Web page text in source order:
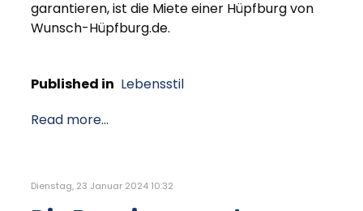
garantieren, ist die Miete einer Hüpfburg von
Wunsch-Hüpfburg.de.
Published in Lebensstil
Read more...
Dienstag, 23 Januar 2024 10:32